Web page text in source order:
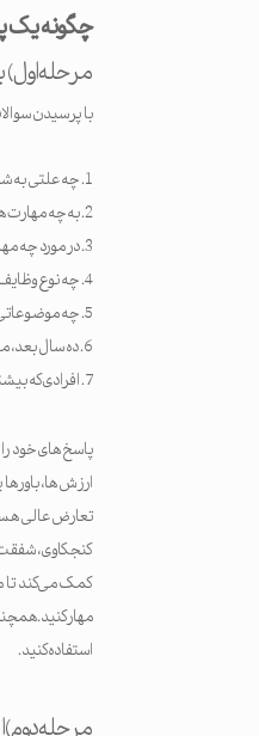
چگونه یک
مرحله
با پرسیدن
چه علتی به
به چه مهارت
در مورد چه
چه نوع
چه موضوعاتی
ده سال بعد،
افرادی که
پاسخ های خود
ارزش ها،
تعارض عالی
کنجکاوی،
کمک می‌کند تا
مهار
استفاده کنید.
مرحله